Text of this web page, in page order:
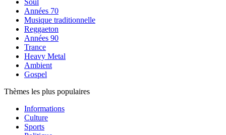
Soul
Années 70
Musique traditionnelle
Reggaeton
Années 90
Trance
Heavy Metal
Ambient
Gospel
Thèmes les plus populaires
Informations
Culture
Sports